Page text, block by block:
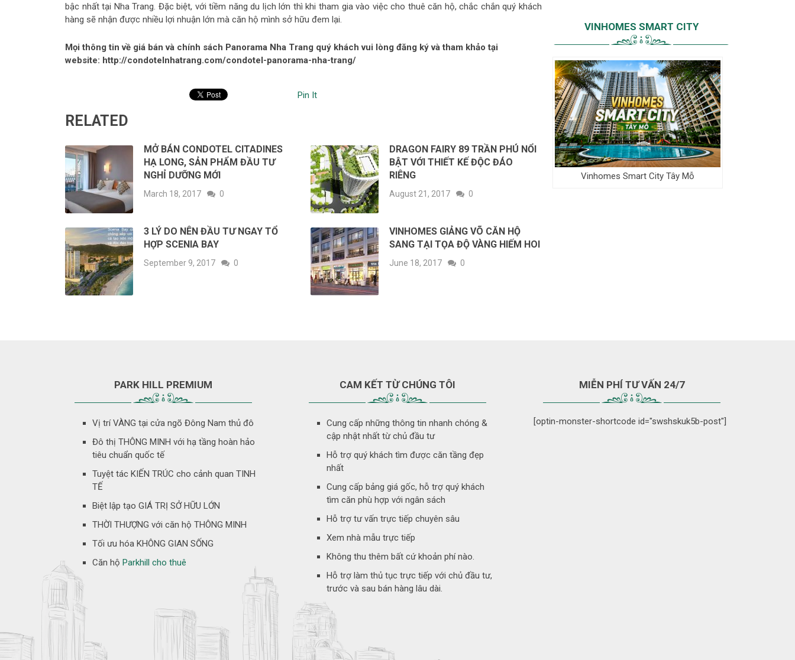
bậc nhất tại Nha Trang. Đặc biệt, với tiềm năng du lịch lớn thì khi tham gia vào việc cho thuê căn hộ, chắc chắn quý khách
hàng sẽ nhận được nhiều lợi nhuận lớn mà căn hộ mình sở hữu đem lại.
Mọi thông tin về giá bán và chính sách Panorama Nha Trang quý khách vui lòng đăng ký và tham khảo tại
website: http://condotelnhatrang.com/condotel-panorama-nha-trang/
Pin It
RELATED
MỞ BÁN CONDOTEL CITADINES
HẠ LONG, SẢN PHẨM ĐẦU TƯ
NGHỈ DƯỠNG MỚI
March 18, 2017 0
DRAGON FAIRY 89 TRẦN PHÚ NỔI
BẬT VỚI THIẾT KẾ ĐỘC ĐÁO
RIÊNG
August 21, 2017 0
3 LÝ DO NÊN ĐẦU TƯ NGAY TỔ
HỢP SCENIA BAY
September 9, 2017 0
VINHOMES GIẢNG VÕ CĂN HỘ
SANG TẠI TỌA ĐỘ VÀNG HIẾM HOI
June 18, 2017 0
VINHOMES SMART CITY
Vinhomes Smart City Tây Mỗ
PARK HILL PREMIUM
Vị trí VÀNG tại cửa ngõ Đông Nam thủ đô
Đô thị THÔNG MINH với hạ tầng hoàn hảo
tiêu chuẩn quốc tế
Tuyệt tác KIẾN TRÚC cho cảnh quan TINH
TẾ
Biệt lập tạo GIÁ TRỊ SỞ HỮU LỚN
THỜI THƯỢNG với căn hộ THÔNG MINH
Tối ưu hóa KHÔNG GIAN SỐNG
Căn hộ Parkhill cho thuê
CAM KẾT TỪ CHÚNG TÔI
Cung cấp những thông tin nhanh chóng &
cập nhật nhất từ chủ đầu tư
Hỗ trợ quý khách tìm được căn tầng đẹp
nhất
Cung cấp bảng giá gốc, hỗ trợ quý khách
tìm căn phù hợp với ngân sách
Hỗ trợ tư vấn trực tiếp chuyên sâu
Xem nhà mẫu trực tiếp
Không thu thêm bất cứ khoản phí nào.
Hỗ trợ làm thủ tục trực tiếp với chủ đầu tư,
trước và sau bán hàng lâu dài.
MIỄN PHÍ TƯ VẤN 24/7
[optin-monster-shortcode id="swshskuk5b-post"]